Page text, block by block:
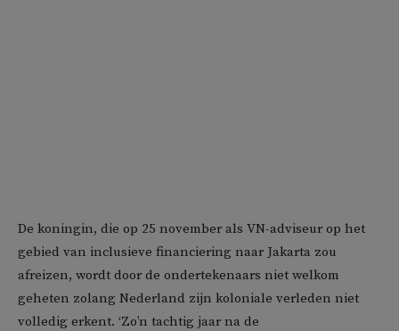
De koningin, die op 25 november als VN-adviseur op het
gebied van inclusieve financiering naar Jakarta zou
afreizen, wordt door de ondertekenaars niet welkom
geheten zolang Nederland zijn koloniale verleden niet
volledig erkent. ‘Zo’n tachtig jaar na de